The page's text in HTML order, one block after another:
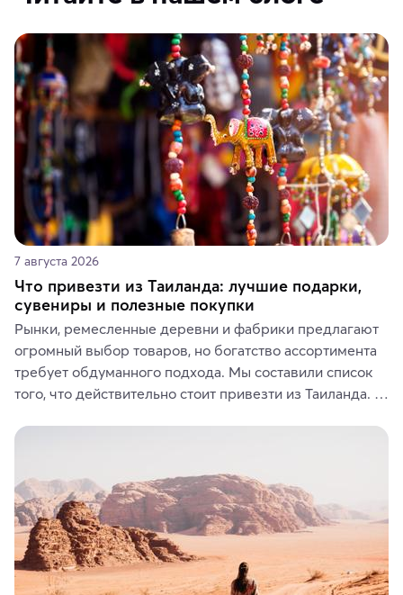
7 августа 2026
Что привезти из Таиланда: лучшие подарки,
сувениры и полезные покупки
Рынки, ремесленные деревни и фабрики предлагают
огромный выбор товаров, но богатство ассортимента
требует обдуманного подхода. Мы составили список
того, что действительно стоит привезти из Таиланда.
средства, одежду, украшения, предметы интерьера
где их купить.